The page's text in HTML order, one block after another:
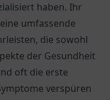
haben. Ihr
umfassende
die sowohl
der Gesundheit
oft die erste
verspüren